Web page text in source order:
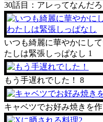
30話目：アレってなんだ
いつも綺麗に華やかにし
たしは緊張しっぱなし 1
もう手遅れでした！ 8
キャベツでお好み焼きを